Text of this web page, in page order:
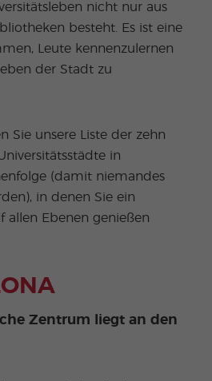
nicht nur aus
besteht. Es ist eine
Leute kennenzulernen
der Stadt zu
Sie unsere Liste der zehn
in
(damit niemandes
in denen Sie ein
allen Ebenen genießen
Zentrum liegt an den